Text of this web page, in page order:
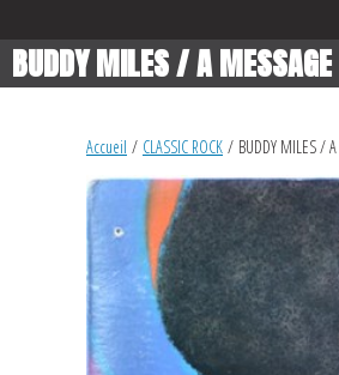
BUDDY MILES / A
Accueil / CLASSIC ROCK / BUDDY MILES /